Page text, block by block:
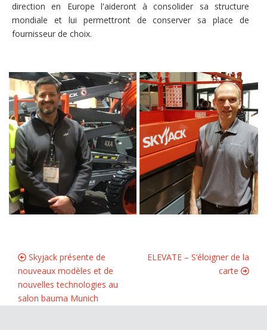
direction en Europe l'aideront à consolider sa structure
mondiale et lui permettront de conserver sa place de
fournisseur de choix.
Skyjack présente de
nouveaux modèles et de
nouvelles technologies au
salon bauma Munich
ELEVATE – S’éloigner de la
carte